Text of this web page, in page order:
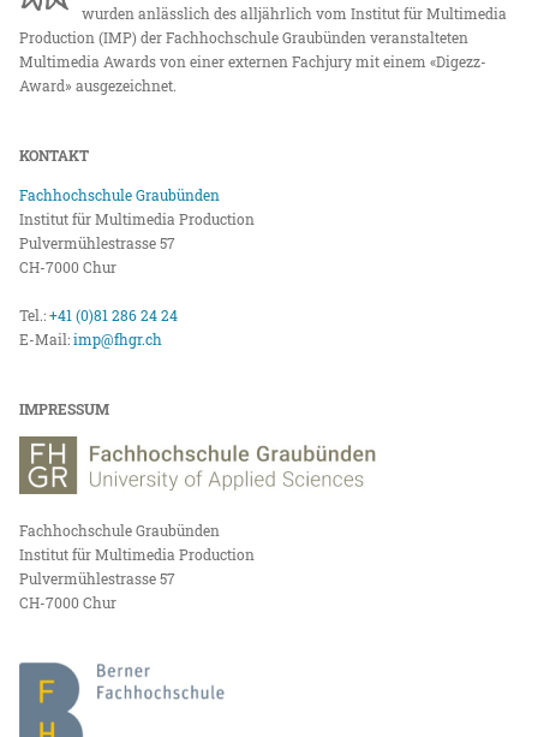
wurden anlässlich des alljährlich vom Institut für Multimedia
Production (IMP) der Fachhochschule Graubünden veranstalteten
Multimedia Awards von einer externen Fachjury mit einem «Digezz-
Award» ausgezeichnet.
KONTAKT
Fachhochschule Graubünden
Institut für Multimedia Production
Pulvermühlestrasse 57
CH-7000 Chur
Tel.:+41 (0)81 286 24 24
E-Mail:imp@fhgr.ch
IMPRESSUM
Fachhochschule Graubünden
Institut für Multimedia Production
Pulvermühlestrasse 57
CH-7000 Chur